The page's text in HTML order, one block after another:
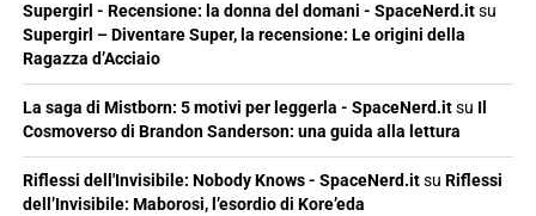
Supergirl - Recensione: la donna del domani - SpaceNerd.itsu
Supergirl – Diventare Super, la recensione: Le origini della
Ragazza d’Acciaio
La saga di Mistborn: 5 motivi per leggerla - SpaceNerd.itsu Il
Cosmoverso di Brandon Sanderson: una guida alla lettura
Riflessi dell'Invisibile: Nobody Knows - SpaceNerd.itsu Riflessi
dell’Invisibile: Maborosi, l’esordio di Kore’eda